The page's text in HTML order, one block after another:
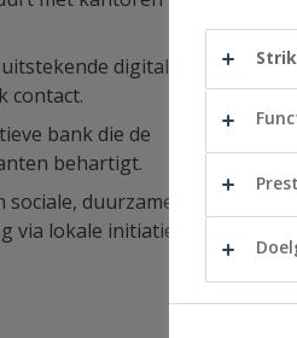
digitale
contact.
bank die de
behartigt.
duurzame en
via lokale initiatieven.